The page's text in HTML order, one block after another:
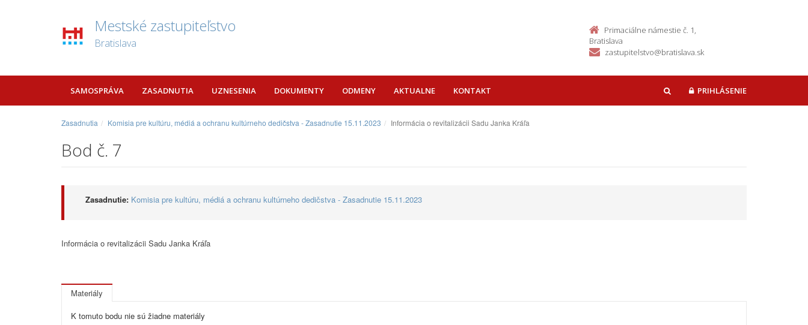
Mestské zastupiteľstvo
Bratislava
Primaciálne námestie č. 1,
Bratislava
zastupitelstvo@bratislava.sk
SAMOSPRÁVA ZASADNUTIA UZNESENIA DOKUMENTY ODMENY AKTUALNE KONTAKT HĽADAŤPRIHLÁSENIE
Zasadnutia Komisia pre kultúru, médiá a ochranu kultúrneho dedičstva - Zasadnutie 15.11.2023 Informácia o revitalizácii Sadu Janka Kráľa
Bod č. 7
Zasadnutie: Komisia pre kultúru, médiá a ochranu kultúrneho dedičstva - Zasadnutie 15.11.2023
Informácia o revitalizácii Sadu Janka Kráľa
Materiály
K tomuto bodu nie sú žiadne materiály